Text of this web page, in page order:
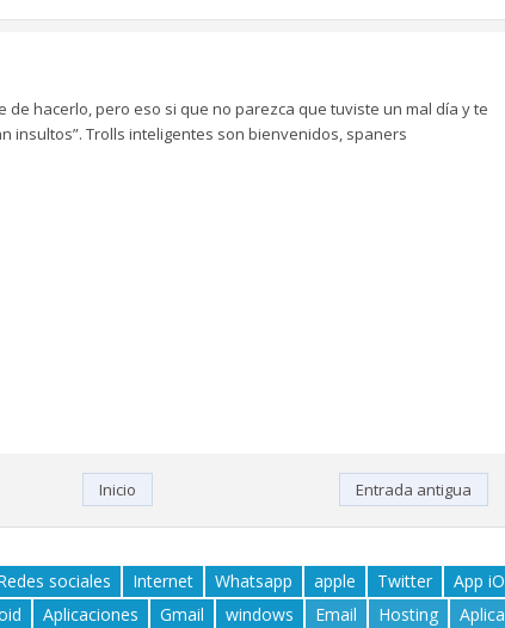
de hacerlo, pero eso si que no parezca que tuviste un mal día y te
insultos”. Trolls inteligentes son bienvenidos, spaners
Entrada antigua
Inicio
sociales Internet Whatsapp apple Twitter App
Aplicaciones Gmail windows Email Hosting